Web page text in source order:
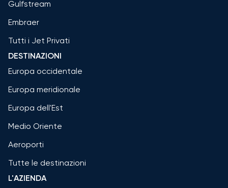
Gulfstream
Embraer
Tutti i Jet Privati
DESTINAZIONI
Europa occidentale
Europa meridionale
Europa dell'Est
Medio Oriente
Aeroporti
Tutte le destinazioni
L'AZIENDA